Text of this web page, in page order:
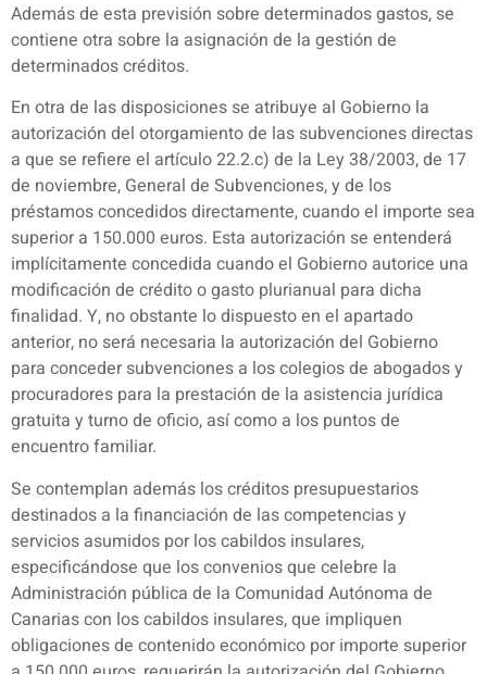
Además de esta previsión sobre determinados gastos, se
contiene otra sobre la asignación de la gestión de
determinados créditos.
En otra de las disposiciones se atribuye al Gobierno la
autorización del otorgamiento de las subvenciones directas
a que se refiere el artículo 22.2.c) de la Ley 38/2003, de 17
de noviembre, General de Subvenciones, y de los
préstamos concedidos directamente, cuando el importe sea
superior a 150.000 euros. Esta autorización se entenderá
implícitamente concedida cuando el Gobierno autorice una
modificación de crédito o gasto plurianual para dicha
finalidad. Y, no obstante lo dispuesto en el apartado
anterior, no será necesaria la autorización del Gobierno
para conceder subvenciones a los colegios de abogados y
procuradores para la prestación de la asistencia jurídica
gratuita y turno de oficio, así como a los puntos de
encuentro familiar.
Se contemplan además los créditos presupuestarios
destinados a la financiación de las competencias y
servicios asumidos por los cabildos insulares,
especificándose que los convenios que celebre la
Administración pública de la Comunidad Autónoma de
Canarias con los cabildos insulares, que impliquen
obligaciones de contenido económico por importe superior